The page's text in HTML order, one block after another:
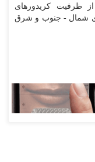
ظرفیت کریدورهای
شمال - جنوب و شرق